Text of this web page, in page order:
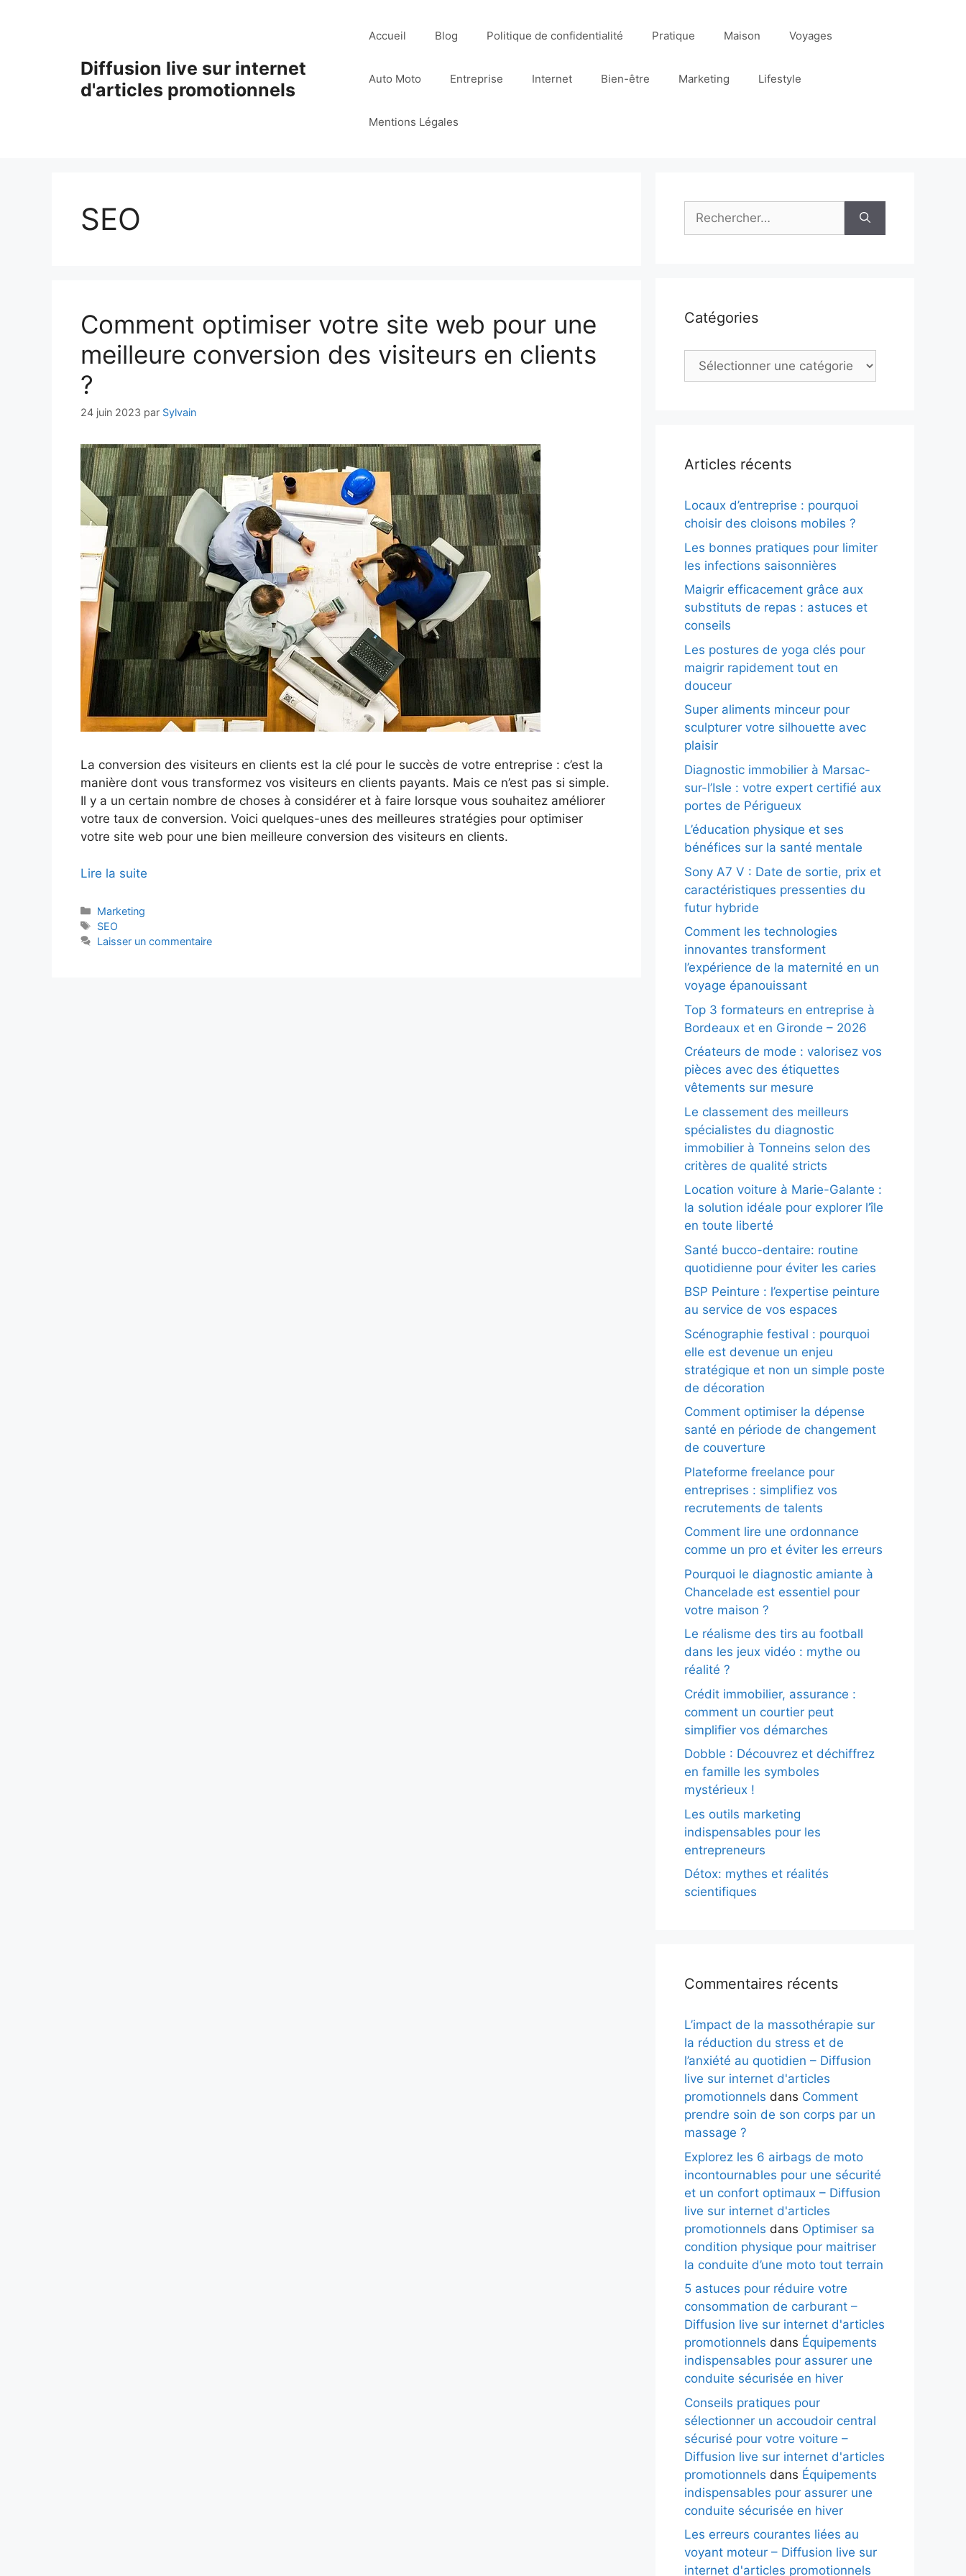
Diffusion live sur internet
d'articles promotionnels
Accueil Blog Politique de confidentialité Pratique Maison Voyages
Auto Moto Entreprise Internet Bien-être Marketing Lifestyle
Mentions Légales
SEO
Comment optimiser votre site web pour une
meilleure conversion des visiteurs en clients
?
24 juin 2023 par Sylvain
La conversion des visiteurs en clients est la clé pour le succès de votre entreprise : c’est la
manière dont vous transformez vos visiteurs en clients payants. Mais ce n’est pas si simple.
Il y a un certain nombre de choses à considérer et à faire lorsque vous souhaitez améliorer
votre taux de conversion. Voici quelques-unes des meilleures stratégies pour optimiser
votre site web pour une bien meilleure conversion des visiteurs en clients.
Lire la suite
Catégories
Marketing
Étiquettes
SEO
Laisser un commentaire
Rechercher :
Catégories
Catégories
Articles récents
Locaux d’entreprise : pourquoi
choisir des cloisons mobiles ?
Les bonnes pratiques pour limiter
les infections saisonnières
Maigrir efficacement grâce aux
substituts de repas : astuces et
conseils
Les postures de yoga clés pour
maigrir rapidement tout en
douceur
Super aliments minceur pour
sculpturer votre silhouette avec
plaisir
Diagnostic immobilier à Marsac-
sur-l’Isle : votre expert certifié aux
portes de Périgueux
L’éducation physique et ses
bénéfices sur la santé mentale
Sony A7 V : Date de sortie, prix et
caractéristiques pressenties du
futur hybride
Comment les technologies
innovantes transforment
l’expérience de la maternité en un
voyage épanouissant
Top 3 formateurs en entreprise à
Bordeaux et en Gironde – 2026
Créateurs de mode : valorisez vos
pièces avec des étiquettes
vêtements sur mesure
Le classement des meilleurs
spécialistes du diagnostic
immobilier à Tonneins selon des
critères de qualité stricts
Location voiture à Marie-Galante :
la solution idéale pour explorer l’île
en toute liberté
Santé bucco-dentaire: routine
quotidienne pour éviter les caries
BSP Peinture : l’expertise peinture
au service de vos espaces
Scénographie festival : pourquoi
elle est devenue un enjeu
stratégique et non un simple poste
de décoration
Comment optimiser la dépense
santé en période de changement
de couverture
Plateforme freelance pour
entreprises : simplifiez vos
recrutements de talents
Comment lire une ordonnance
comme un pro et éviter les erreurs
Pourquoi le diagnostic amiante à
Chancelade est essentiel pour
votre maison ?
Le réalisme des tirs au football
dans les jeux vidéo : mythe ou
réalité ?
Crédit immobilier, assurance :
comment un courtier peut
simplifier vos démarches
Dobble : Découvrez et déchiffrez
en famille les symboles
mystérieux !
Les outils marketing
indispensables pour les
entrepreneurs
Détox: mythes et réalités
scientifiques
Commentaires récents
L’impact de la massothérapie sur
la réduction du stress et de
l’anxiété au quotidien – Diffusion
live sur internet d'articles
promotionnels dans Comment
prendre soin de son corps par un
massage ?
Explorez les 6 airbags de moto
incontournables pour une sécurité
et un confort optimaux – Diffusion
live sur internet d'articles
promotionnels dans Optimiser sa
condition physique pour maitriser
la conduite d’une moto tout terrain
5 astuces pour réduire votre
consommation de carburant –
Diffusion live sur internet d'articles
promotionnels dans Équipements
indispensables pour assurer une
conduite sécurisée en hiver
Conseils pratiques pour
sélectionner un accoudoir central
sécurisé pour votre voiture –
Diffusion live sur internet d'articles
promotionnels dans Équipements
indispensables pour assurer une
conduite sécurisée en hiver
Les erreurs courantes liées au
voyant moteur – Diffusion live sur
internet d'articles promotionnels